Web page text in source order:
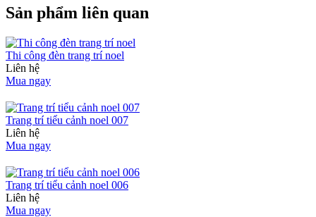
Sản phẩm liên quan
Thi công đèn trang trí noel
Liên hệ
Mua ngay
Trang trí tiểu cảnh noel 007
Liên hệ
Mua ngay
Trang trí tiểu cảnh noel 006
Liên hệ
Mua ngay